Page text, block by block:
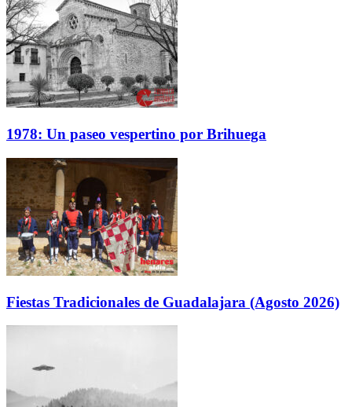
1978: Un paseo vespertino por Brihuega
Fiestas Tradicionales de Guadalajara (Agosto 2026)